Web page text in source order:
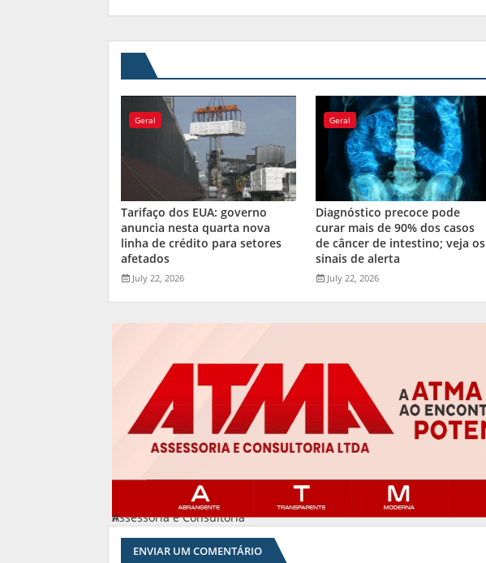
Geral
Tarifaço dos EUA: governo
anuncia nesta quarta nova
linha de crédito para setores
afetados
July 22, 2026
Geral
Diagnóstico precoce pode
curar mais de 90% dos casos
de câncer de intestino; veja os
sinais de alerta
July 22, 2026
Assessoria e Consultoria
#
ENVIAR UM COMENTÁRIO